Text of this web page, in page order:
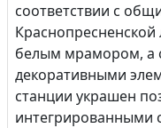
соответствии с
белым мрамором, а
декоративными
станции украшен
интегрированными